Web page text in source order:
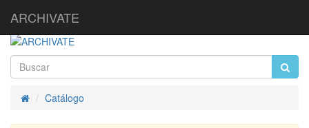
ARCHIVATE
InicioCatálogo